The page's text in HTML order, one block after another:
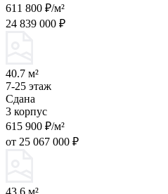
611 800 ₽/м²
24 839 000 ₽
40.7 м²
7-25 этаж
Сдана
3 корпус
615 900 ₽/м²
от 25 067 000 ₽
43.6 м²